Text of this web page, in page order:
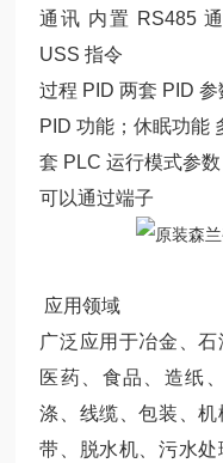
通讯 内置 RS485
USS 指令
过程 PID 两套 PID
PID 功能；休眠功能
套 PLC 运行模式参
可以通过端子
应用领域
广泛应用于冶金、石
医药、食品、造纸
涤、线缆、包装、
带、脱水机、污水处